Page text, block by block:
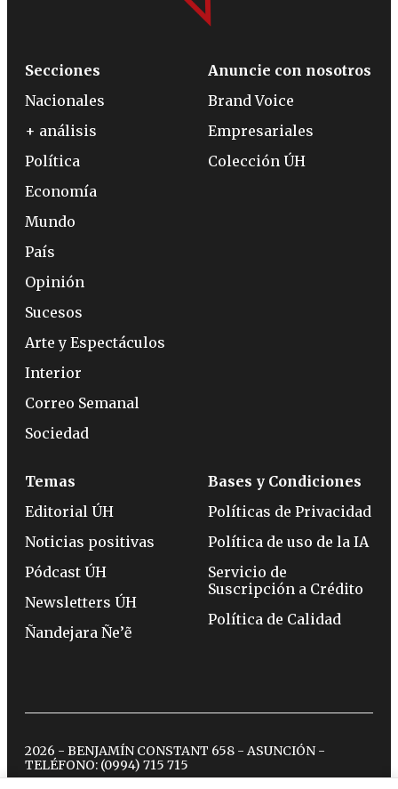
Secciones
Nacionales
+ análisis
Política
Economía
Mundo
País
Opinión
Sucesos
Arte y Espectáculos
Interior
Correo Semanal
Sociedad
Anuncie con nosotros
Brand Voice
Empresariales
Colección ÚH
Temas
Editorial ÚH
Noticias positivas
Pódcast ÚH
Newsletters ÚH
Ñandejara Ñe’ẽ
Bases y Condiciones
Políticas de Privacidad
Política de uso de la IA
Servicio de
Suscripción a Crédito
Política de Calidad
2026 - BENJAMÍN CONSTANT 658 - ASUNCIÓN -
TELÉFONO: (0994) 715 715